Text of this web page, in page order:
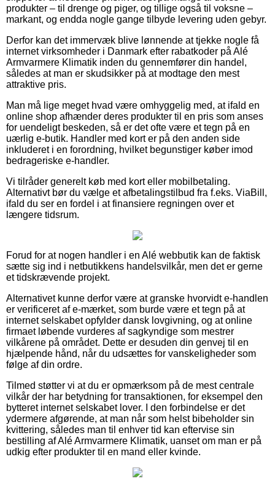
produkter – til drenge og piger, og tillige også til voksne –
markant, og endda nogle gange tilbyde levering uden gebyr.
Derfor kan det immervæk blive lønnende at tjekke nogle få
internet virksomheder i Danmark efter rabatkoder på Alé
Armvarmere Klimatik inden du gennemfører din handel,
således at man er skudsikker på at modtage den mest
attraktive pris.
Man må lige meget hvad være omhyggelig med, at ifald en
online shop afhænder deres produkter til en pris som anses
for uendeligt beskeden, så er det ofte være et tegn på en
uærlig e-butik. Handler med kort er på den anden side
inkluderet i en forordning, hvilket begunstiger køber imod
bedrageriske e-handler.
Vi tilråder generelt køb med kort eller mobilbetaling.
Alternativt bør du vælge et afbetalingstilbud fra f.eks. ViaBill,
ifald du ser en fordel i at finansiere regningen over et
længere tidsrum.
Forud for at nogen handler i en Alé webbutik kan de faktisk
sætte sig ind i netbutikkens handelsvilkår, men det er gerne
et tidskrævende projekt.
Alternativet kunne derfor være at granske hvorvidt e-handlen
er verificeret af e-mærket, som burde være et tegn på at
internet selskabet opfylder dansk lovgivning, og at online
firmaet løbende vurderes af sagkyndige som mestrer
vilkårene på området. Dette er desuden din genvej til en
hjælpende hånd, når du udsættes for vanskeligheder som
følge af din ordre.
Tilmed støtter vi at du er opmærksom på de mest centrale
vilkår der har betydning for transaktionen, for eksempel den
bytteret internet selskabet lover. I den forbindelse er det
ydermere afgørende, at man når som helst bibeholder sin
kvittering, således man til enhver tid kan eftervise sin
bestilling af Alé Armvarmere Klimatik, uanset om man er på
udkig efter produkter til en mand eller kvinde.